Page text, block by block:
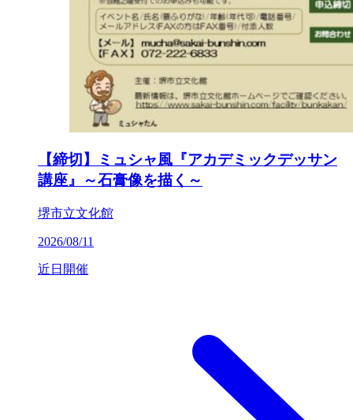
【締切】ミュシャ風『アカデミックデッサン
講座』～石膏像を描く～
堺市立文化館
2026/08/11
近日開催